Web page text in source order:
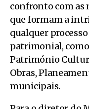
confronto com as
que formam a
qualquer
patrimonial,
Património
Obras,
municipais.